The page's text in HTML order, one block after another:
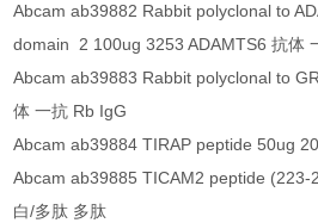
Abcam ab39882 Rabbit polyclonal to
domain 2 100ug 3253 ADAMTS6 抗体
Abcam ab39883 Rabbit polyclonal to
体 一抗 Rb IgG
Abcam ab39884 TIRAP peptide 50ug
Abcam ab39885 TICAM2 peptide
白/多肽 多肽